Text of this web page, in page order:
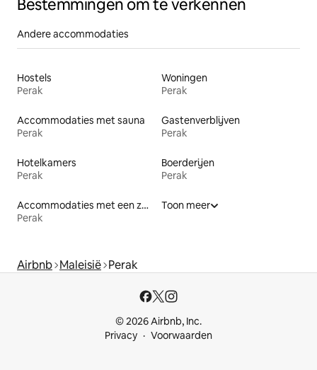
Bestemmingen om te verkennen
Andere accommodaties
Hostels
Perak
Woningen
Perak
Accommodaties met sauna
Perak
Gastenverblijven
Perak
Hotelkamers
Perak
Boerderijen
Perak
Accommodaties met een zwembad
Perak
Toon meer
Airbnb Maleisië Perak
© 2026 Airbnb, Inc.
Privacy
Voorwaarden